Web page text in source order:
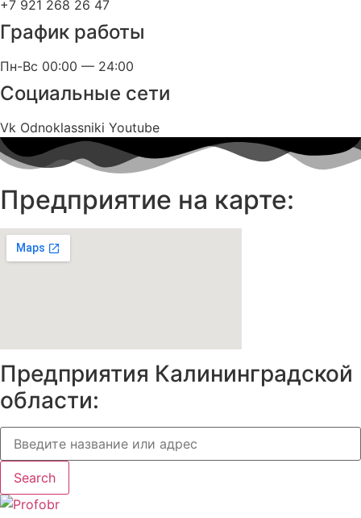
+7 921 268 26 47
График работы
Пн-Вс 00:00 — 24:00
Социальные сети
Vk Odnoklassniki Youtube
Предприятие на карте:
Предприятия Калининградской
области:
Search